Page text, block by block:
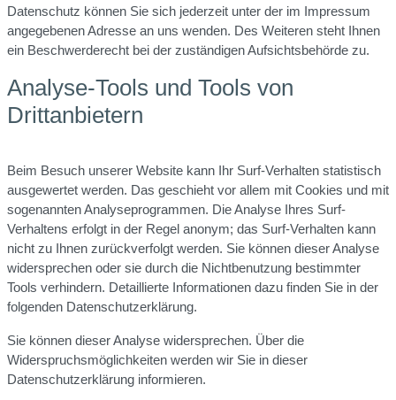
Datenschutz können Sie sich jederzeit unter der im Impressum
angegebenen Adresse an uns wenden. Des Weiteren steht Ihnen
ein Beschwerderecht bei der zuständigen Aufsichtsbehörde zu.
Analyse-Tools und Tools von
Drittanbietern
Beim Besuch unserer Website kann Ihr Surf-Verhalten statistisch
ausgewertet werden. Das geschieht vor allem mit Cookies und mit
sogenannten Analyseprogrammen. Die Analyse Ihres Surf-
Verhaltens erfolgt in der Regel anonym; das Surf-Verhalten kann
nicht zu Ihnen zurückverfolgt werden. Sie können dieser Analyse
widersprechen oder sie durch die Nichtbenutzung bestimmter
Tools verhindern. Detaillierte Informationen dazu finden Sie in der
folgenden Datenschutzerklärung.
Sie können dieser Analyse widersprechen. Über die
Widerspruchsmöglichkeiten werden wir Sie in dieser
Datenschutzerklärung informieren.